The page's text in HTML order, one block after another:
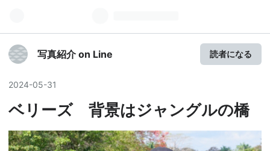
写真紹介 on Line 読者になる
2024-05-31
ベリーズ 背景はジャングルの橋